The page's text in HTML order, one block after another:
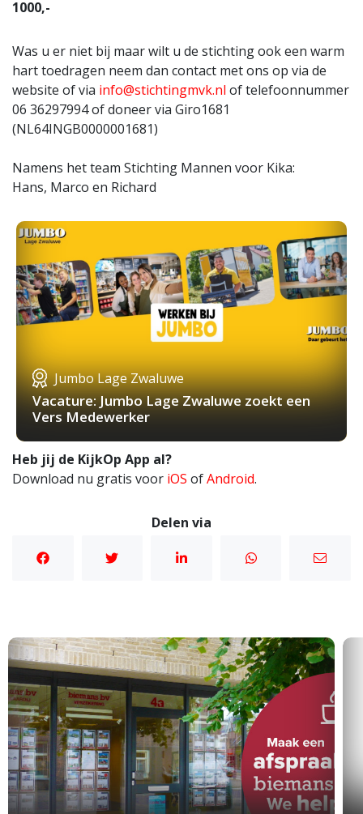
1000,-
Was u er niet bij maar wilt u de stichting ook een warm
hart toedragen neem dan contact met ons op via de
website of via info@stichtingmvk.nl of telefoonnummer
06 36297994 of doneer via Giro1681
(NL64INGB0000001681)
Namens het team Stichting Mannen voor Kika:
Hans, Marco en Richard
Jumbo Lage Zwaluwe
Vacature: Jumbo Lage Zwaluwe zoekt een
Vers Medewerker
Heb jij de KijkOp App al?
Download nu gratis voor iOS ofAndroid.
Delen via